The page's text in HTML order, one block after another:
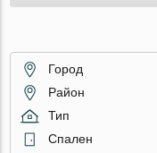
Город
Район
Тип
Спален